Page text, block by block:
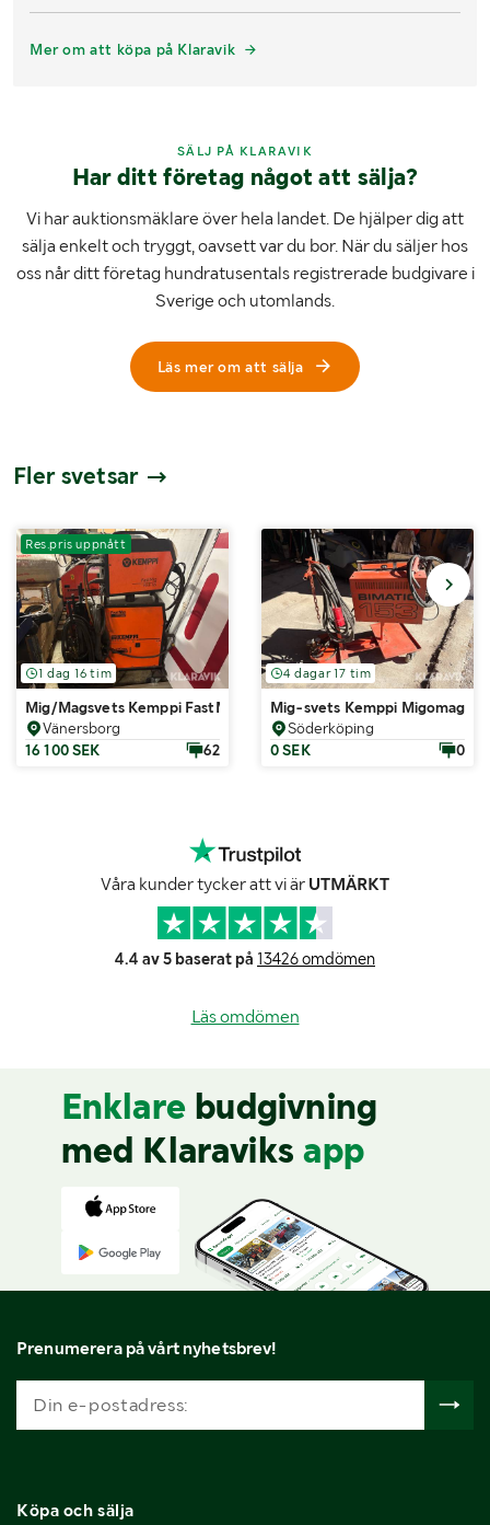
Mer om att köpa på Klaravik
SÄLJ PÅ KLARAVIK
Har ditt företag något att sälja?
Vi har auktionsmäklare över hela landet. De hjälper dig att
sälja enkelt och tryggt, oavsett var du bor. När du säljer hos
oss når ditt företag hundratusentals registrerade budgivare i
Sverige och utomlands.
Läs mer om att sälja
Fler svetsar
Res.pris uppnått
1 dag 16 tim
Mig/Magsvets Kemppi FastMig MXF 65 FastCool 10
Vänersborg
16 100 SEK
62
4 dagar 17 tim
Mig-svets Kemppi Migomag
Söderköping
0 SEK
0
Våra kunder tycker att vi är UTMÄRKT
4.4 av 5 baserat på 13426 omdömen
Läs omdömen
Enklare budgivning
med Klaraviks app
Prenumerera på vårt nyhetsbrev!
Köpa och sälja